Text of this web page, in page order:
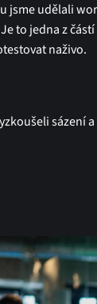
jsme udělali
to jedna z
naživo.
sázení